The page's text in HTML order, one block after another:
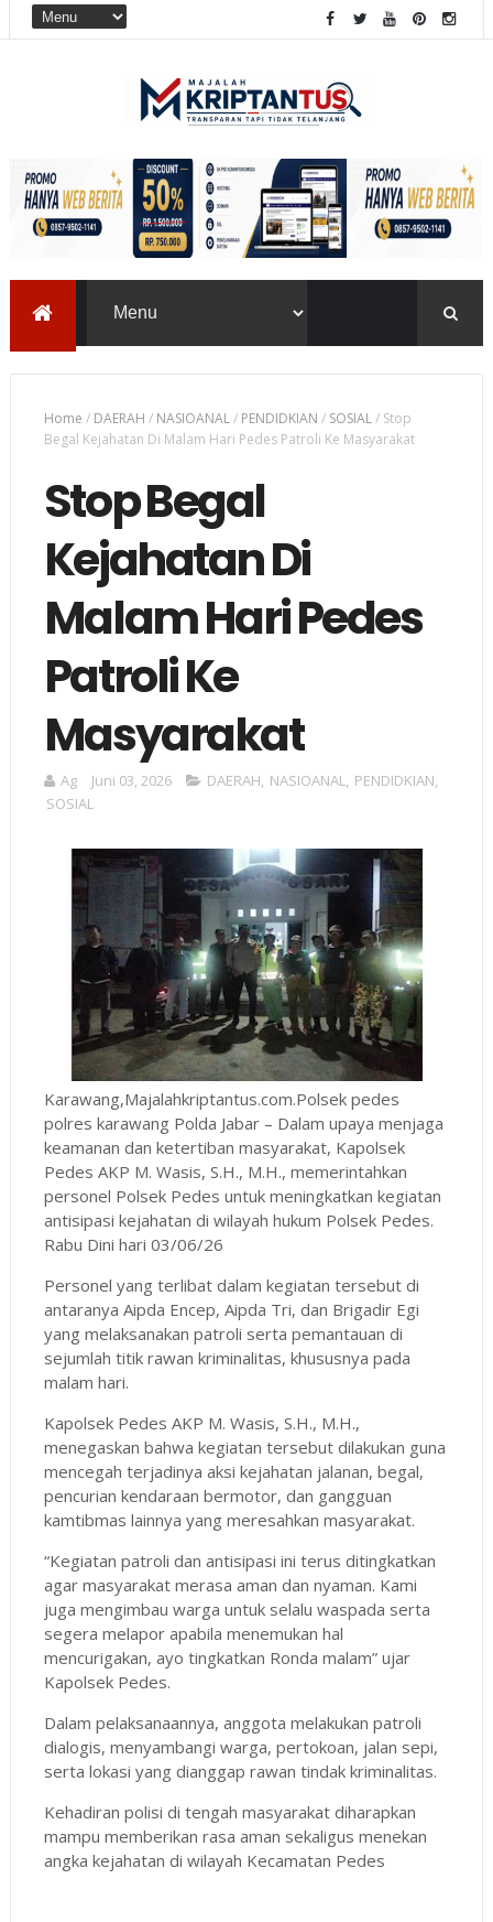
Home / DAERAH / NASIOANAL/ PENDIDKIAN / SOSIAL/ Stop
Begal Kejahatan Di Malam Hari Pedes Patroli Ke Masyarakat
Stop Begal
Kejahatan Di
Malam Hari Pedes
Patroli Ke
Masyarakat
Ag Juni 03, 2026 DAERAH, NASIOANAL, PENDIDKIAN,
SOSIAL
Karawang,Majalahkriptantus.com.Polsek pedes
polres karawang Polda Jabar – Dalam upaya menjaga
keamanan dan ketertiban masyarakat, Kapolsek
Pedes AKP M. Wasis, S.H., M.H., memerintahkan
personel Polsek Pedes untuk meningkatkan kegiatan
antisipasi kejahatan di wilayah hukum Polsek Pedes.
Rabu Dini hari 03/06/26
Personel yang terlibat dalam kegiatan tersebut di
antaranya Aipda Encep, Aipda Tri, dan Brigadir Egi
yang melaksanakan patroli serta pemantauan di
sejumlah titik rawan kriminalitas, khususnya pada
malam hari.
Kapolsek Pedes AKP M. Wasis, S.H., M.H.,
menegaskan bahwa kegiatan tersebut dilakukan guna
mencegah terjadinya aksi kejahatan jalanan, begal,
pencurian kendaraan bermotor, dan gangguan
kamtibmas lainnya yang meresahkan masyarakat.
“Kegiatan patroli dan antisipasi ini terus ditingkatkan
agar masyarakat merasa aman dan nyaman. Kami
juga mengimbau warga untuk selalu waspada serta
segera melapor apabila menemukan hal
mencurigakan, ayo tingkatkan Ronda malam” ujar
Kapolsek Pedes.
Dalam pelaksanaannya, anggota melakukan patroli
dialogis, menyambangi warga, pertokoan, jalan sepi,
serta lokasi yang dianggap rawan tindak kriminalitas.
Kehadiran polisi di tengah masyarakat diharapkan
mampu memberikan rasa aman sekaligus menekan
angka kejahatan di wilayah Kecamatan Pedes